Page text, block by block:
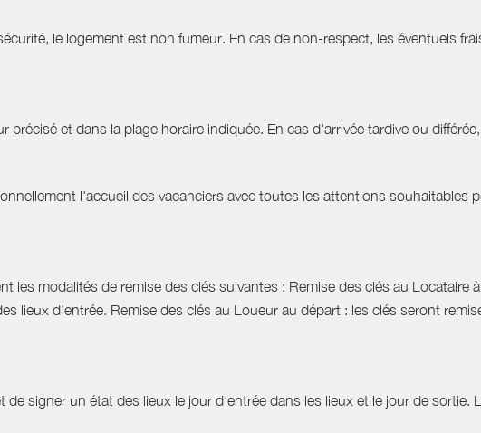
le logement est non fumeur. En cas de non-respect, les éventuels
précisé et dans la plage horaire indiquée. En cas d'arrivée tardive ou
l'accueil des vacanciers avec toutes les attentions souhaitables
les modalités de remise des clés suivantes : Remise des clés au Locataire
lieux d'entrée. Remise des clés au Loueur au départ : les clés seront
de signer un état des lieux le jour d'entrée dans les lieux et le jour de sortie.